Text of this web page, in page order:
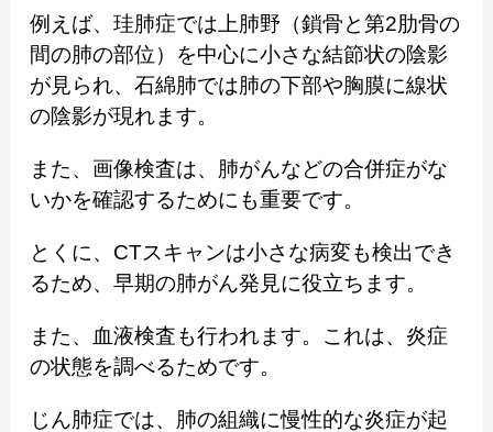
例えば、珪肺症では上肺野（鎖骨と第2肋骨の
間の肺の部位）を中心に小さな結節状の陰影
が見られ、石綿肺では肺の下部や胸膜に線状
の陰影が現れます。
また、画像検査は、肺がんなどの合併症がな
いかを確認するためにも重要です。
とくに、CTスキャンは小さな病変も検出でき
るため、早期の肺がん発見に役立ちます。
また、血液検査も行われます。これは、炎症
の状態を調べるためです。
じん肺症では、肺の組織に慢性的な炎症が起